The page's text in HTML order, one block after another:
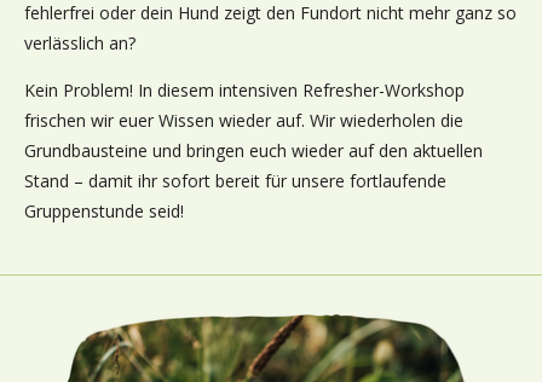
fehlerfrei oder dein Hund zeigt den Fundort nicht mehr ganz so
verlässlich an?
Kein Problem! In diesem intensiven Refresher-Workshop
frischen wir euer Wissen wieder auf. Wir wiederholen die
Grundbausteine und bringen euch wieder auf den aktuellen
Stand – damit ihr sofort bereit für unsere fortlaufende
Gruppenstunde seid!